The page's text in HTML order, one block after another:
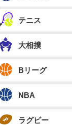
テニス
大相撲
Bリーグ
NBA
ラグビー